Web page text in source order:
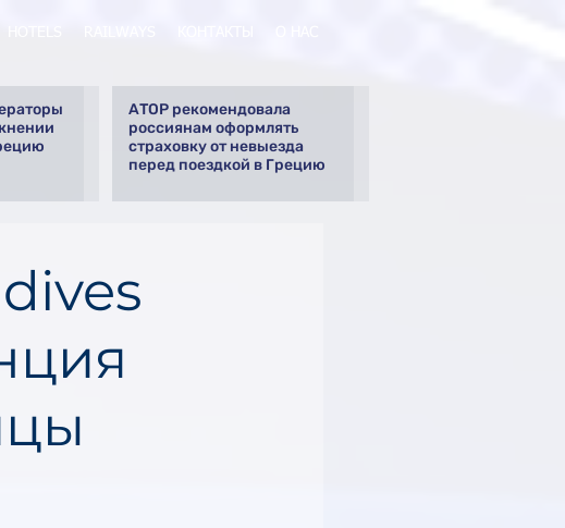
АТОР рекомендовала
россиянам оформлять
страховку от невыезда
перед поездкой в Грецию